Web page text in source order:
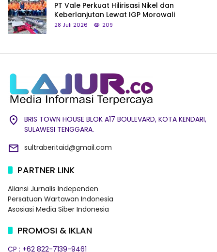
PT Vale Perkuat Hilirisasi Nikel dan
Keberlanjutan Lewat IGP Morowali
28 Juli 2026 209
BRIS TOWN HOUSE BLOK A17 BOULEVARD, KOTA KENDARI,
SULAWESI TENGGARA.
sultraberitaid@gmail.com
PARTNER LINK
Aliansi Jurnalis Independen
Persatuan Wartawan Indonesia
Asosiasi Media Siber Indonesia
PROMOSI & IKLAN
CP : +62 822-7139-9461